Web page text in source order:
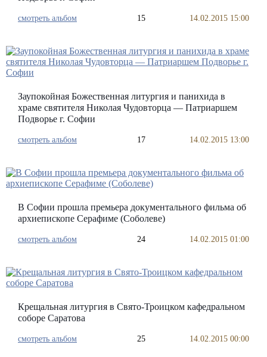
смотреть альбом 15 14.02.2015 15:00
Заупокойная Божественная литургия и панихида в
храме святителя Николая Чудовторца — Патриаршем
Подворье г. Софии
смотреть альбом 17 14.02.2015 13:00
В Софии прошла премьера документального фильма об
архиепископе Серафиме (Соболеве)
смотреть альбом 24 14.02.2015 01:00
Крещальная литургия в Свято-Троицком кафедральном
соборе Саратова
смотреть альбом 25 14.02.2015 00:00